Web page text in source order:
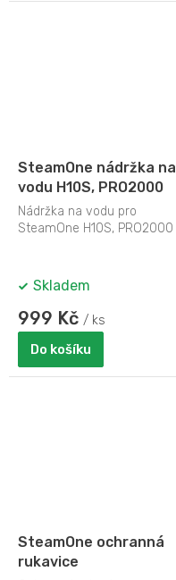
SteamOne nádržka na
vodu H10S, PRO2000
Nádržka na vodu pro
SteamOne H10S, PRO2000
Skladem
999 Kč / ks
Do košíku
SteamOne ochranná
rukavice